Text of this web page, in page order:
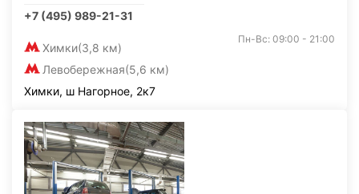
+7 (495) 989-21-31
Химки(3,8 км)
Левобережная(5,6 км)
Пн-Вс: 09:00 - 21:00
Химки, ш Нагорное, 2к7